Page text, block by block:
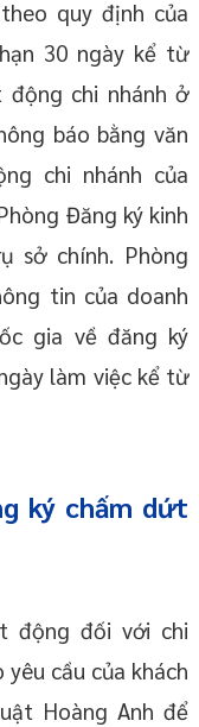
quy định của
30 ngày kể từ
chi nhánh ở
báo bằng văn
chi nhánh của
Đăng ký kinh
sở chính. Phòng
tin của doanh
gia về đăng ký
làm việc kể từ
ký chấm dứt
động đối với chi
cầu của khách
Hoàng Anh để